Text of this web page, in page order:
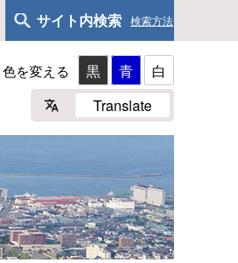
サイト内検索 検索方法
色を変える 黒 青
白
Translate